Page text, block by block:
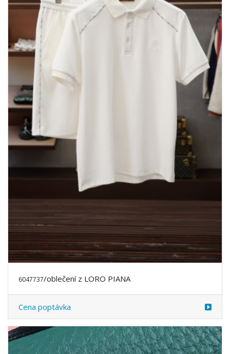
6047737/oblečení z LORO PIANA
Cena poptávka